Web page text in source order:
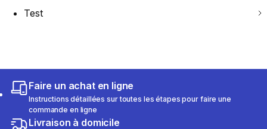
Test
Faire un achat en ligne
Instructions détaillées sur toutes les étapes pour faire une
commande en ligne
Livraison à domicile